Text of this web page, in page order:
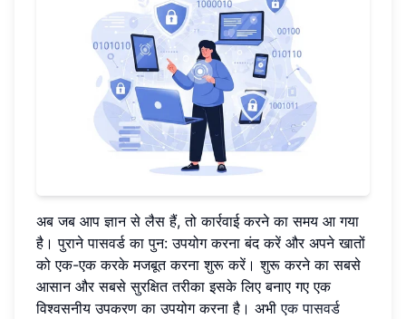
अब जब आप ज्ञान से लैस हैं, तो कार्रवाई करने का समय आ गया
है। पुराने पासवर्ड का पुन: उपयोग करना बंद करें और अपने खातों
को एक-एक करके मजबूत करना शुरू करें। शुरू करने का सबसे
आसान और सबसे सुरक्षित तरीका इसके लिए बनाए गए एक
विश्वसनीय उपकरण का उपयोग करना है। अभीएक पासवर्ड